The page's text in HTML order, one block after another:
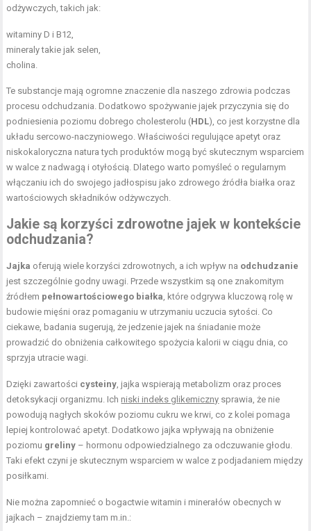
odżywczych, takich jak:
witaminy D i B12,
mineraly takie jak selen,
cholina.
Te substancje mają ogromne znaczenie dla naszego zdrowia podczas
procesu odchudzania. Dodatkowo spożywanie jajek przyczynia się do
podniesienia poziomu dobrego cholesterolu (HDL), co jest korzystne dla
układu sercowo-naczyniowego. Właściwości regulujące apetyt oraz
niskokaloryczna natura tych produktów mogą być skutecznym wsparciem
w walce z nadwagą i otyłością. Dlatego warto pomyśleć o regularnym
włączaniu ich do swojego jadłospisu jako zdrowego źródła białka oraz
wartościowych składników odżywczych.
Jakie są korzyści zdrowotne jajek w kontekście
odchudzania?
Jajka oferują wiele korzyści zdrowotnych, a ich wpływ na odchudzanie
jest szczególnie godny uwagi. Przede wszystkim są one znakomitym
źródłem pełnowartościowego białka , które odgrywa kluczową rolę w
budowie mięśni oraz pomaganiu w utrzymaniu uczucia sytości. Co
ciekawe, badania sugerują, że jedzenie jajek na śniadanie może
prowadzić do obniżenia całkowitego spożycia kalorii w ciągu dnia, co
sprzyja utracie wagi.
Dzięki zawartości cysteiny , jajka wspierają metabolizm oraz proces
detoksykacji organizmu. Ich niski indeks glikemiczny sprawia, że nie
powodują nagłych skoków poziomu cukru we krwi, co z kolei pomaga
lepiej kontrolować apetyt. Dodatkowo jajka wpływają na obniżenie
poziomu greliny – hormonu odpowiedzialnego za odczuwanie głodu.
Taki efekt czyni je skutecznym wsparciem w walce z podjadaniem między
posiłkami.
Nie można zapomnieć o bogactwie witamin i minerałów obecnych w
jajkach – znajdziemy tam m.in.: